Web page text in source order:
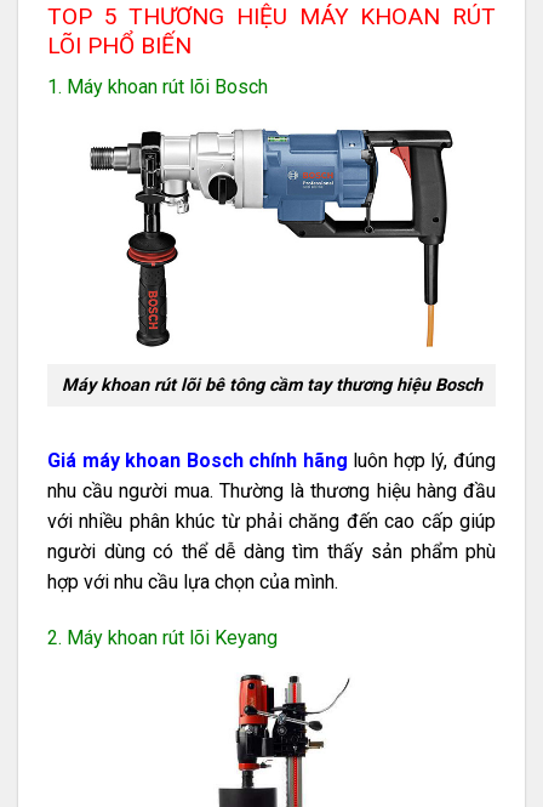
TOP 5 THƯƠNG HIỆU MÁY KHOAN RÚT
LÕI PHỔ BIẾN
1. Máy khoan rút lõi Bosch
Máy khoan rút lõi bê tông cầm tay thương hiệu Bosch
Giá máy khoan Bosch chính hãng luôn hợp lý, đúng
nhu cầu người mua. Thường là thương hiệu hàng đầu
với nhiều phân khúc từ phải chăng đến cao cấp giúp
người dùng có thể dễ dàng tìm thấy sản phẩm phù
hợp với nhu cầu lựa chọn của mình.
2. Máy khoan rút lõi Keyang